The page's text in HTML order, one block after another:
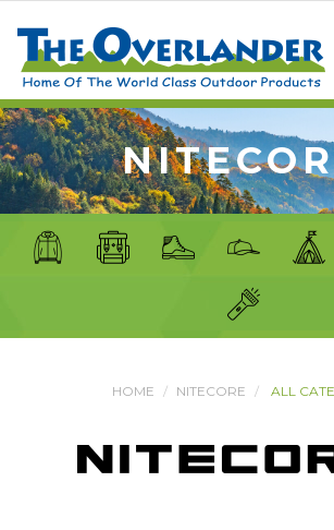
HOME NITECORE ALL